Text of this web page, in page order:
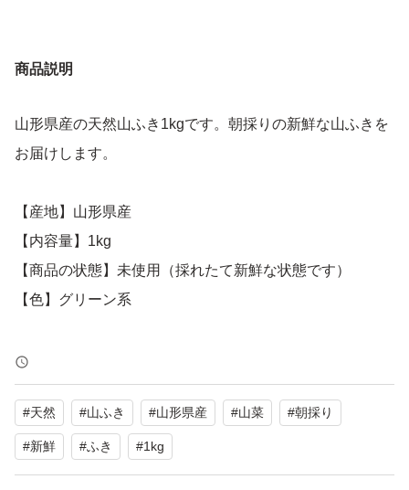
商品説明
山形県産の天然山ふき1kgです。朝採りの新鮮な山ふきを
お届けします。
【産地】山形県産
【内容量】1kg
【商品の状態】未使用（採れたて新鮮な状態です）
【色】グリーン系
よろしくお願いいたします。
#天然 #山ふき #山形県産 #山菜 #朝採り
#新鮮 #ふき #1kg